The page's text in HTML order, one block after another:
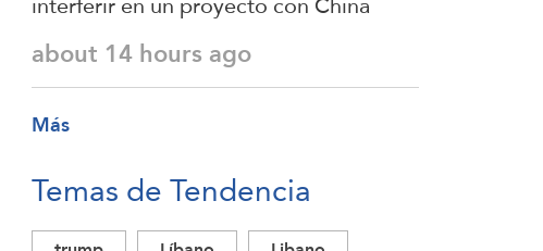
about 14 hours ago
Más
Temas de Tendencia